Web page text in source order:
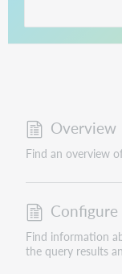
Overview
Find an overview
Find information
the query results